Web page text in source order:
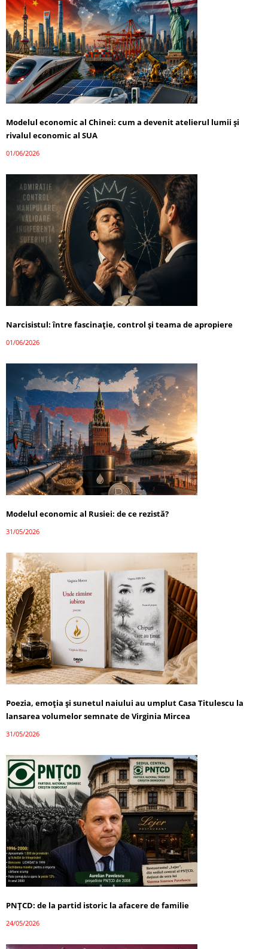
Modelul economic al Chinei: cum a devenit atelierul lumii și
rivalul economic al SUA
01/06/2026
Narcisistul: între fascinație, control și teama de apropiere
01/06/2026
Modelul economic al Rusiei: de ce rezistă?
31/05/2026
Poezia, emoția și sunetul naiului au umplut Casa Titulescu la
lansarea volumelor semnate de Virginia Mircea
31/05/2026
PNȚCD: de la partid istoric la afacere de familie
24/05/2026